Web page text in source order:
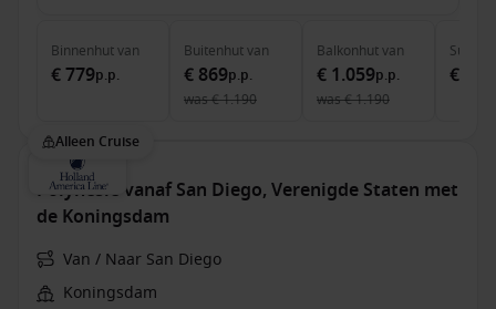
Binnenhutvan
€ 779p.p.
Buitenhutvan
€ 869p.p.
was€ 1.190
Balkonhutvan
€ 1.059p.p.
was€ 1.190
Suite
€
Alleen Cruise
Polynesië vanaf San Diego, Verenigde Staten met
de Koningsdam
Van / Naar San Diego
Koningsdam